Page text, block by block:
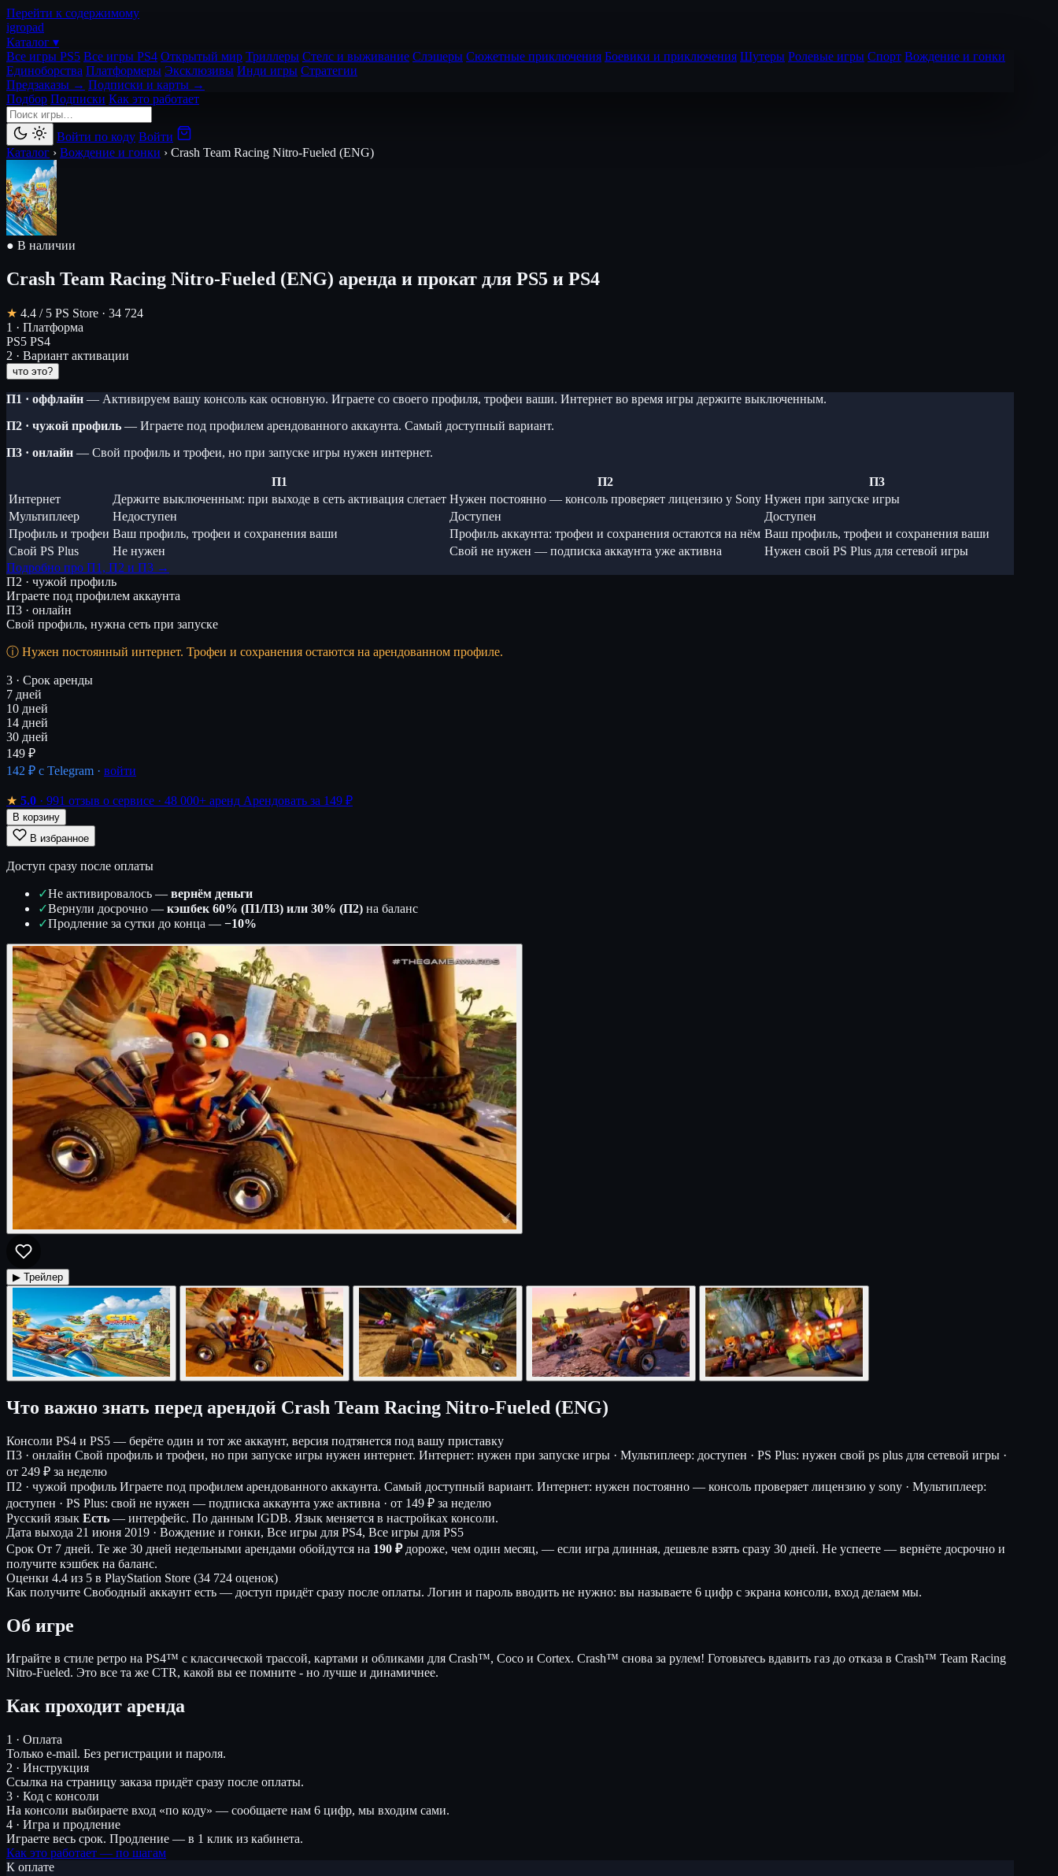
Перейти к содержимому
igropad
Каталог ▾
Все игры PS5 Все игры PS4 Открытый мир Триллеры Стелс и выживание Слэшеры Сюжетные приключения Боевики и приключения Шутеры Ролевые игры Спорт Вождение и гонки
Единоборства Платформеры Эксклюзивы Инди игры Стратегии
Предзаказы → Подписки и карты →
Подбор Подписки Как это работает
Войти по коду Войти
Каталог › Вождение и гонки › Crash Team Racing Nitro-Fueled (ENG)
● В наличии
Crash Team Racing Nitro-Fueled (ENG) аренда и прокат для PS5 и PS4
★ 4.4 / 5 PS Store · 34 724
1 · Платформа
PS5 PS4
2 · Вариант активации
что это?
П1 · оффлайн — Активируем вашу консоль как основную. Играете со своего профиля, трофеи ваши. Интернет во время игры держите выключенным.
П2 · чужой профиль — Играете под профилем арендованного аккаунта. Самый доступный вариант.
П3 · онлайн — Свой профиль и трофеи, но при запуске игры нужен интернет.
П1 П2
П3
Интернет
Держите выключенным: при выходе в сеть активация слетает Нужен постоянно — консоль проверяет лицензию у Sony Нужен при запуске игры
Мультиплеер
Недоступен Доступен
Доступен
Профиль и трофеи Ваш профиль, трофеи и сохранения ваши Профиль аккаунта: трофеи и сохранения остаются на нём Ваш профиль, трофеи и сохранения ваши
Свой PS Plus
Не нужен Свой не нужен — подписка аккаунта уже активна
Нужен свой PS Plus для сетевой игры
Подробно про П1, П2 и П3 →
П2 · чужой профиль
Играете под профилем аккаунта
П3 · онлайн
Свой профиль, нужна сеть при запуске
Нужен постоянный интернет. Трофеи и сохранения остаются на арендованном профиле.
3 · Срок аренды
7 дней
10 дней
14 дней
30 дней
149 ₽
142 ₽ с Telegram · войти
★ 5.0 · 991 отзыв о сервисе · 48 000+ аренд Арендовать за 149 ₽
В корзину
В избранное
Доступ сразу после оплаты
✓Не активировалось — вернём деньги
✓Вернули досрочно — кэшбек 60% (П1/П3) или 30% (П2) на баланс
✓Продление за сутки до конца — −10%
▶ Трейлер
Что важно знать перед арендой Crash Team Racing Nitro-Fueled (ENG)
Консоли PS4 и PS5 — берёте один и тот же аккаунт, версия подтянется под вашу приставку
П3 · онлайн Свой профиль и трофеи, но при запуске игры нужен интернет. Интернет: нужен при запуске игры · Мультиплеер: доступен · PS Plus: нужен свой ps plus для сетевой игры ·
от 249 ₽ за неделю
П2 · чужой профиль Играете под профилем арендованного аккаунта. Самый доступный вариант. Интернет: нужен постоянно — консоль проверяет лицензию у sony · Мультиплеер:
доступен · PS Plus: свой не нужен — подписка аккаунта уже активна · от 149 ₽ за неделю
Русский язык Есть — интерфейс. По данным IGDB. Язык меняется в настройках консоли.
Дата выхода 21 июня 2019 · Вождение и гонки, Все игры для PS4, Все игры для PS5
Срок От 7 дней. Те же 30 дней недельными арендами обойдутся на 190 ₽дороже, чем один месяц, — если игра длинная, дешевле взять сразу 30 дней. Не успеете — вернёте досрочно и
получите кэшбек на баланс.
Оценки 4.4 из 5 в PlayStation Store (34 724 оценок)
Как получите Свободный аккаунт есть — доступ придёт сразу после оплаты. Логин и пароль вводить не нужно: вы называете 6 цифр с экрана консоли, вход делаем мы.
Об игре
Играйте в стиле ретро на PS4™ с классической трассой, картами и обликами для Crash™, Coco и Cortex. Crash™ снова за рулем! Готовьтесь вдавить газ до отказа в Crash™ Team Racing
Nitro-Fueled. Это все та же CTR, какой вы ее помните - но лучше и динамичнее.
Как проходит аренда
1 · Оплата
Только e-mail. Без регистрации и пароля.
2 · Инструкция
Ссылка на страницу заказа придёт сразу после оплаты.
3 · Код с консоли
На консоли выбираете вход «по коду» — сообщаете нам 6 цифр, мы входим сами.
4 · Игра и продление
Играете весь срок. Продление — в 1 клик из кабинета.
Как это работает — по шагам
К оплате